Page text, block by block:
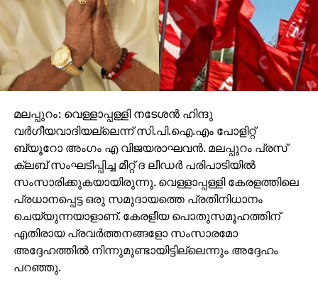
മലപ്പുറം: വെള്ളാപ്പള്ളി നടേശന്‍ ഹിന്ദു
വര്‍ഗീയവാദിയല്ലെന്ന് സി.പി.ഐ.എം പോളിറ്റ്
ബ്യൂറോ അംഗം എ വിജയരാഘവന്‍. മലപ്പുറം പ്രസ്
ക്ലബ് സംഘടിപ്പിച്ച മീറ്റ് ദ ലീഡര്‍ പരിപാടിയില്‍
സംസാരിക്കുകയായിരുന്നു. വെള്ളാപ്പള്ളി കേരളത്തിലെ
പ്രധാനപ്പെട്ട ഒരു സമുദായത്തെ പ്രതിനിധാനം
ചെയ്യുന്നയാളാണ്. കേരളീയ പൊതുസമൂഹത്തിന്
എതിരായ പ്രവര്‍ത്തനങ്ങളോ സംസാരമോ
അദ്ദേഹത്തില്‍ നിന്നുമുണ്ടായിട്ടില്ലെന്നും അദ്ദേഹം
പറഞ്ഞു.